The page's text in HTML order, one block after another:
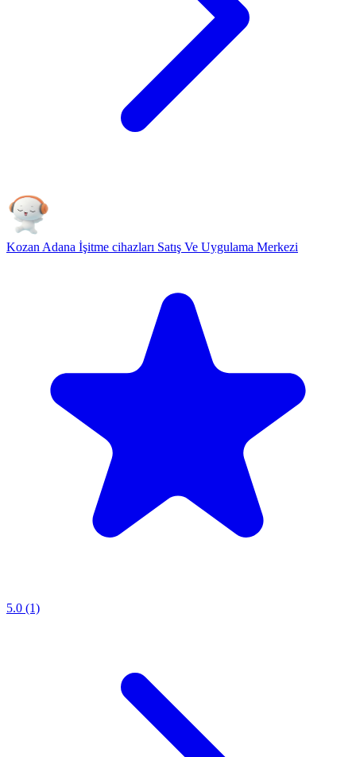
Kozan Adana İşitme cihazları Satış Ve Uygulama Merkezi
5.0 (1)